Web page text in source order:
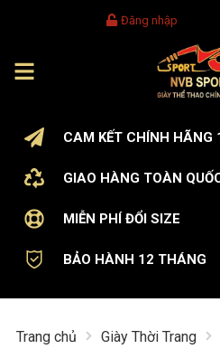
Đăng nhập
CAM KẾT CHÍNH HÃNG
GIAO HÀNG TOÀN
MIỄN PHÍ ĐỔI SIZE
BẢO HÀNH 12 THÁNG
Trang chủ Giày Thời Trang